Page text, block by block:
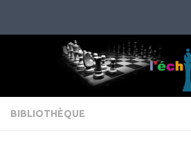
BIBLIOTHÈQUE